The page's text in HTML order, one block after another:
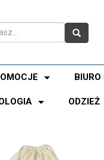
ODZIEŻ